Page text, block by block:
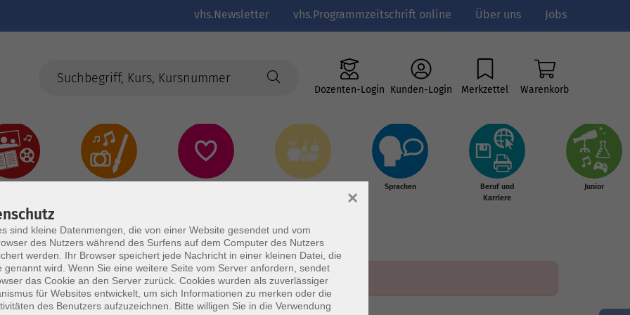
vhs.Newsletter vhs.Programmzeitschrift online Über uns Jobs
Dozenten-Login Kunden-Login Merkzettel Warenkorb
Sprachen
Beruf und
Karriere
Junior
sind kleine Datenmengen, die von einer Website gesendet und vom
des Nutzers während des Surfens auf dem Computer des Nutzers
werden. Ihr Browser speichert jede Nachricht in einer kleinen Datei, die
genannt wird. Wenn Sie eine weitere Seite vom Server anfordern, sendet
das Cookie an den Server zurück. Cookies wurden als zuverlässiger
für Websites entwickelt, um sich Informationen zu merken oder die
des Benutzers aufzuzeichnen. Bitte willigen Sie in die Verwendung
×